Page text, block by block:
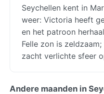
Seychellen kent in
weer: Victoria heeft
en het patroon
Felle zon is
zacht verlichte sfeer
Andere maanden in